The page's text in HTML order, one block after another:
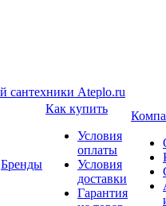
Бренды
Как купить
Условия
оплаты
Условия
доставки
Гарантия